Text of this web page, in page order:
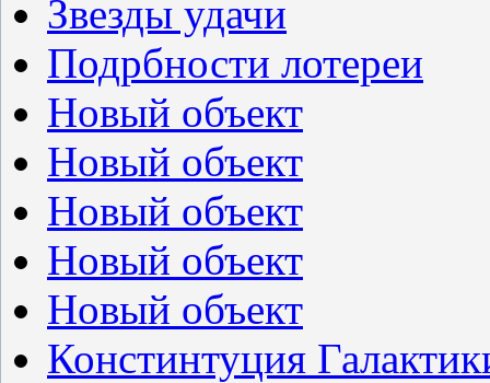
Звезды удачи
Подрбности лотереи
Новый объект
Новый объект
Новый объект
Новый объект
Новый объект
Констинтуция